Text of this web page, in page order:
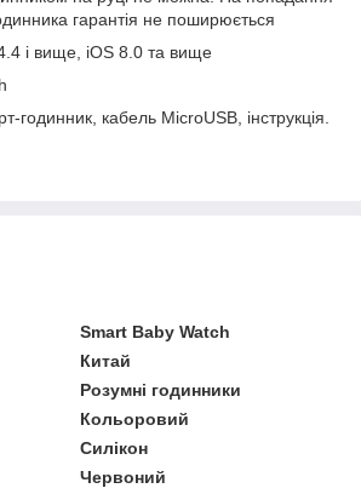
гарантія не поширюється
і вище, iOS 8.0 та вище
годинник, кабель MicroUSB, інструкція.
Smart Baby Watch
Китай
Розумні годинники
Кольоровий
Силікон
Червоний